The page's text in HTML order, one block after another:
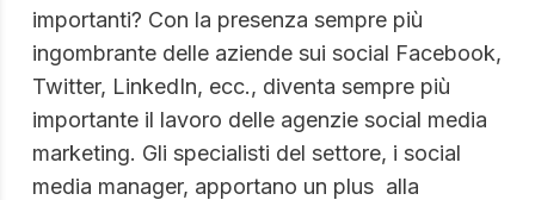
importanti? Con la presenza sempre più
ingombrante delle aziende sui social Facebook,
Twitter, LinkedIn, ecc., diventa sempre più
importante il lavoro delle agenzie social media
marketing. Gli specialisti del settore, i social
media manager, apportano un plus alla